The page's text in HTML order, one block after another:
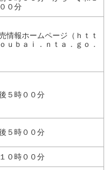
０分
情報ホームページ（ｈｔｔ
ｕｂａｉ．ｎｔａ．ｇｏ．
５時００分
５時００分
０時００分